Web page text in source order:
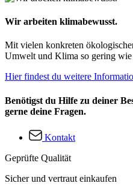
Wir arbeiten klimabewusst.
Mit vielen konkreten
Umwelt und Klima so gering wie
Hier findest du weitere
Benötigst du Hilfe zu deiner
gerne deine Fragen.
Kontakt
Geprüfte Qualität
Sicher und vertraut einkaufen